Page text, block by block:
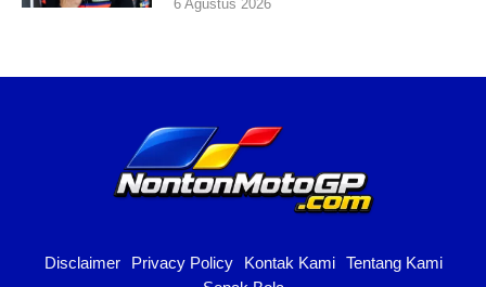
6 Agustus 2026
Disclaimer Privacy Policy Kontak Kami
Tentang Kami